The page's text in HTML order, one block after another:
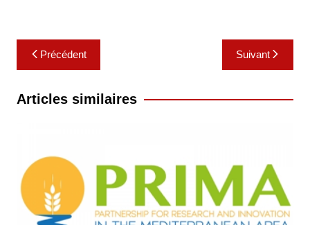
Navigation
de
l’article
Précédent Suivant
Articles similaires